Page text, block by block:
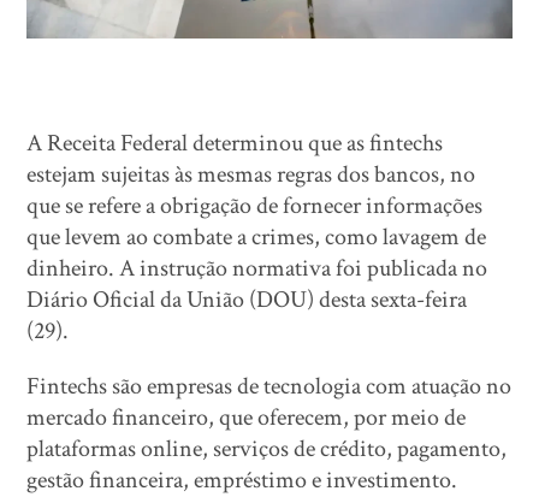
A Receita Federal determinou que as fintechs
estejam sujeitas às mesmas regras dos bancos, no
que se refere a obrigação de fornecer informações
que levem ao combate a crimes, como lavagem de
dinheiro. A instrução normativa foi publicada no
Diário Oficial da União (DOU) desta sexta-feira
(29).
Fintechs são empresas de tecnologia com atuação no
mercado financeiro, que oferecem, por meio de
plataformas online, serviços de crédito, pagamento,
gestão financeira, empréstimo e investimento.